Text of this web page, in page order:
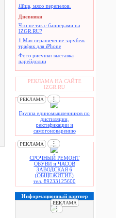
Яйца, мясо перепелов.
Дневники
Что не так с баннерами на
IZGR.RU?
1 Мая ограничение зарубеж
трафик для iPhone
Фото рисунки выставка
парейдолии
РЕКЛАМА НА САЙТЕ
IZGR.RU
РЕКЛАМА ⋮
Группа единомышленников по
дистиляции,
ректификации и
самогоноварению
РЕКЛАМА ⋮
СРОЧНЫЙ РЕМОНТ
ОБУВИ и ЧАСОВ
ЗАВОДСКАЯ 6
(ОБЩЕЖИТИЕ)
тел. 89233125600
Информационный партнер
РЕКЛАМА
⋮